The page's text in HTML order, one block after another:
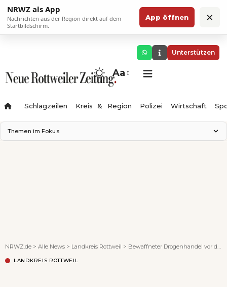
NRWZ als App
Nachrichten aus der Region direkt auf dem
Startbildschirm.
App öffnen ×
Unterstützen
Aa
Schlagzeilen Kreis & Region Polizei Wirtschaft
Themen im Fokus
NRWZ.de > Alle News > Landkreis Rottweil > Bewaffneter Drogenhandel vor dem Landgericht Rottweil: Prozess gegen 53-Jährigen beginnt
LANDKREIS ROTTWEIL